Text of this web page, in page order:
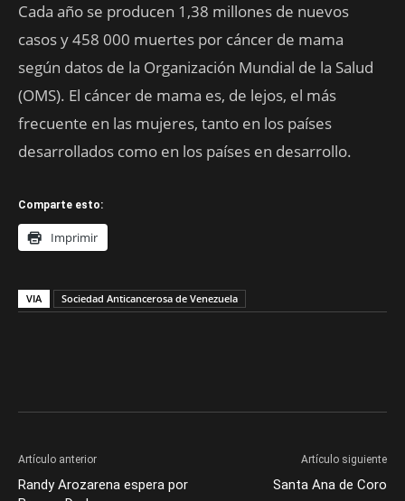
Cada año se producen 1,38 millones de nuevos
casos y 458 000 muertes por cáncer de mama
según datos de la Organización Mundial de la Salud
(OMS). El cáncer de mama es, de lejos, el más
frecuente en las mujeres, tanto en los países
desarrollados como en los países en desarrollo.
Comparte esto:
Imprimir
VIA Sociedad Anticancerosa de Venezuela
Artículo anterior
Randy Arozarena espera por
Artículo siguiente
Santa Ana de Coro